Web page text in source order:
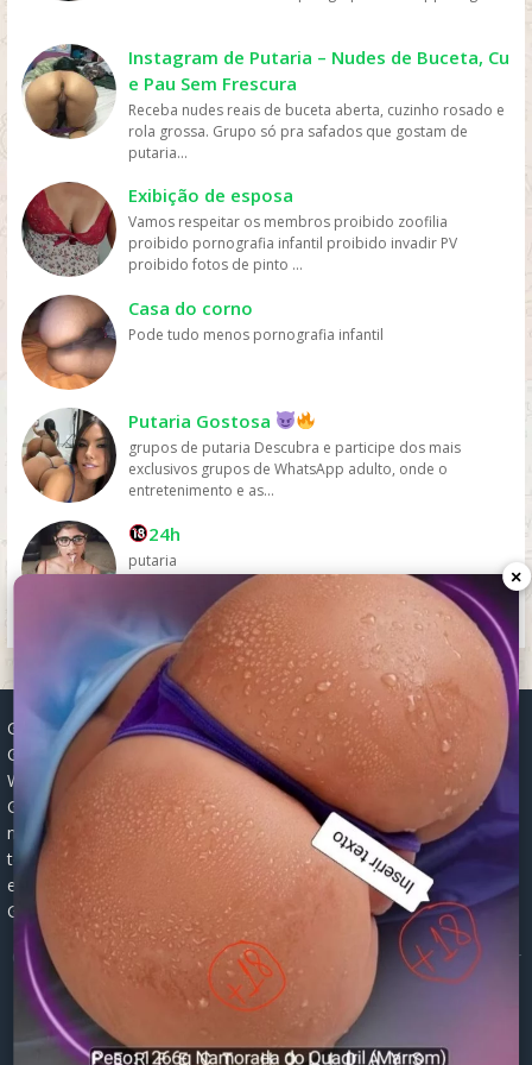
mais fácil e rápido. Preço: os serviços de streaming
cinema ou comprar DVDs, tornando mais fácil para as
pessoas assistirem filmes sem gastar muito dinheiro.
Personalização: os serviços de streaming geralmente
oferecem recomendações personalizadas com base
nos gostos dos usuários, permitindo que eles
descubram novos filmes e programas que possam
filmes online. Em resumo, os filmes são mais assistidos
online devido à sua conveniência, variedade, acesso
fácil, preços acessíveis e personalização, oferecidos
pelas plataformas de streaming.
Instagram de Putaria – Nudes de Buceta, Cu
e Pau Sem Frescura
Receba nudes reais de buceta aberta, cuzinho rosado e
rola grossa. Grupo só pra safados que gostam de
putaria...
Exibição de esposa
Vamos respeitar os membros proibido zoofilia
proibido pornografia infantil proibido invadir PV
proibido fotos de pinto ...
Casa do corno
Pode tudo menos pornografia infantil
Putaria Gostosa
grupos de putaria Descubra e participe dos mais
exclusivos grupos de WhatsApp adulto, onde o
entretenimento e as...
24h
putaria
Grupos WhatsApp, Links de grupos, Entrar grupos WhatsApp,
Grupos de compra e venda, Links WhatsApp atualizados, Grupos
WhatsApp 2025, Links para grupos, Participar grupos WhatsApp,
Grupos ativos WhatsApp, Links gratuitos, Grupos WhatsApp
negócios, Links grupos Brasil, Grupos WhatsApp regionais, Grupos
temáticos WhatsApp, Links públicos WhatsApp, Grupos WhatsApp
empregos, Links grupos classificados, Divulgar grupos WhatsApp,
Grupos WhatsApp descontos, Grupos WhatsApp ofertas.
© 2026 -
Grupos de WhatsApp 2026: Links Atualizados para Entrar
nos Melhores Grupos
| Robots.txt
×